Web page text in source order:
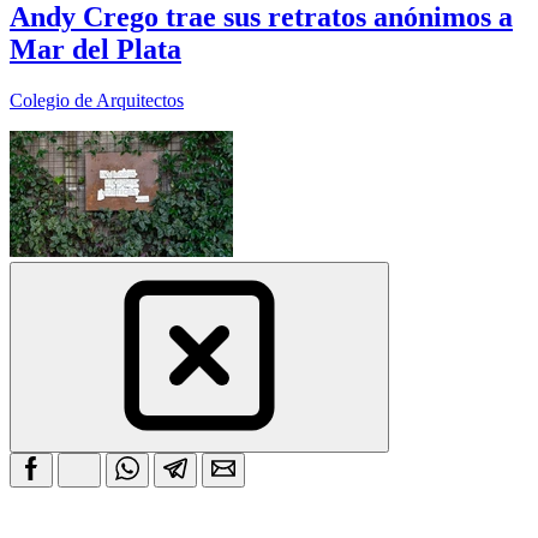
Andy Crego trae sus retratos anónimos a
Mar del Plata
Colegio de Arquitectos